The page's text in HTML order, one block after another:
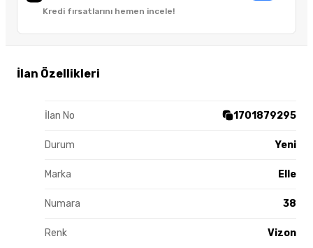
Kredi fırsatlarını hemen incele!
İlan Özellikleri
İlan No 1701879295
Durum Yeni
Marka Elle
Numara 38
Renk Vizon